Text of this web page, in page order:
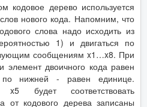
кодовое дерево используется
нового кода. Напомним, что
слова надо исходить из
1) и двигаться по
сообщениям x1…x8. При
элемент двоичного кода равен
нижней - равен единице.
будет соответствовать
от кодового дерева записаны